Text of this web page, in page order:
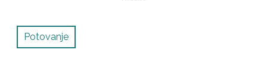
Potovanje